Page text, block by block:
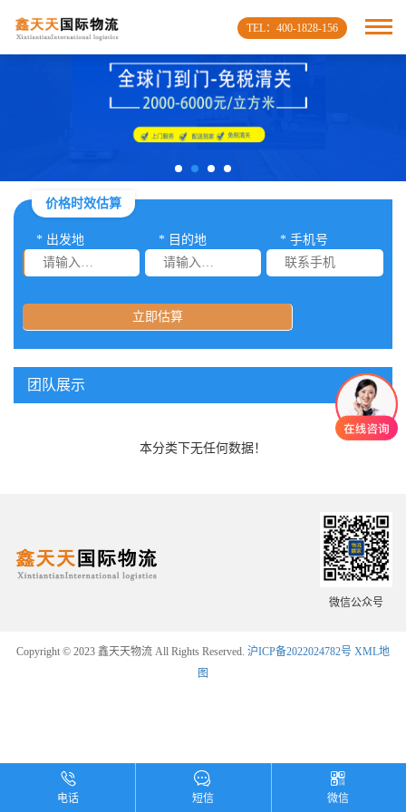
TEL：400-1828-156
价格时效估算
* 出发地 * 目的地 * 手机号
立即估算
团队展示
本分类下无任何数据！
微信公众号
Copyright © 2023 鑫天天物流 All Rights Reserved. 沪ICP备2022024782号 XML地
图
电话 短信 微信